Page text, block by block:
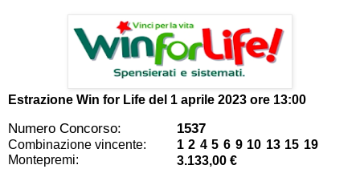
Estrazione Win for Life del 1 aprile 2023 ore 13:00
Numero Concorso: 1537
Combinazione vincente:
1 2 4 5 6 9 10 13 15 19
Montepremi:
3.133,00 €